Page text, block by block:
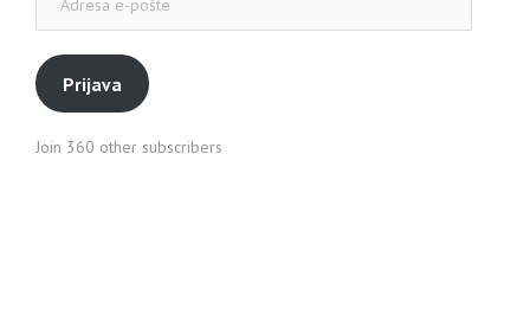
pošte
Prijava
Join 360 other subscribers